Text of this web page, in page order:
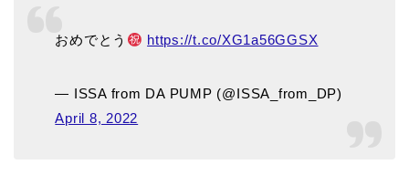
おめでとう https://t.co/XG1a56GGSX
— ISSA from DA PUMP (@ISSA_from_DP)
April 8, 2022